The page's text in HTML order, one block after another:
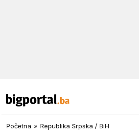
Početna » Republika Srpska / BiH